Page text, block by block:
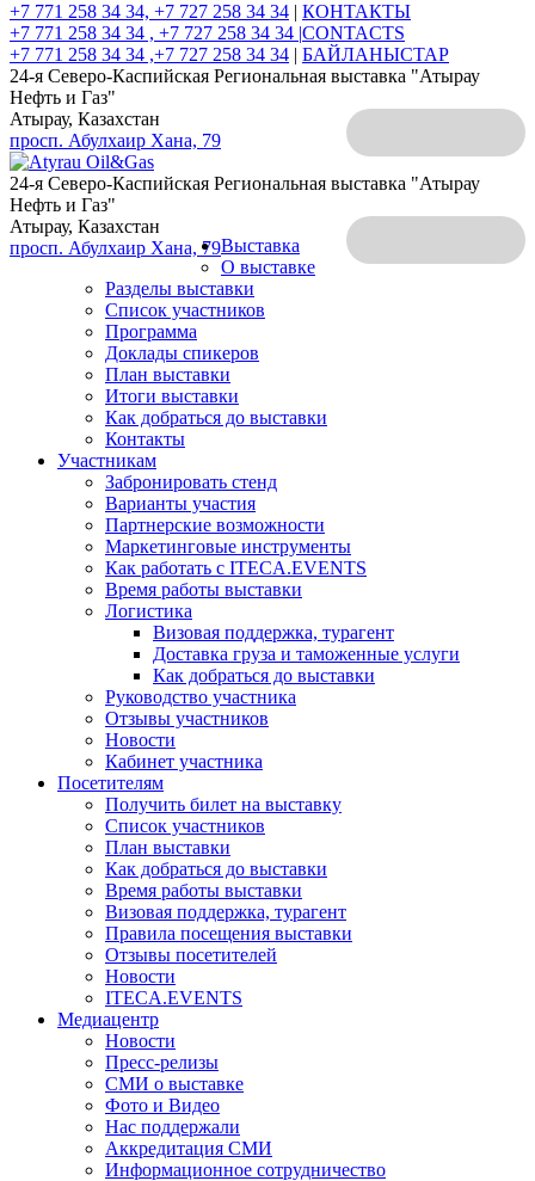
+7 771 258 34 34, +7 727 258 34 34 | КОНТАКТЫ
+7 771 258 34 34 , +7 727 258 34 34 |CONTACTS
+7 771 258 34 34 ,+7 727 258 34 34 | БАЙЛАНЫСТАР
24-я Северо-Каспийская Региональная выставка "Атырау
Нефть и Газ"
Атырау, Казахстан
просп. Абулхаир Хана, 79
24-я Северо-Каспийская Региональная выставка "Атырау
Нефть и Газ"
Атырау, Казахстан
просп. Абулхаир Хана, 79Выставка
О выставке
Разделы выставки
Список участников
Программа
Доклады спикеров
План выставки
Итоги выставки
Как добраться до выставки
Контакты
Участникам
Забронировать стенд
Варианты участия
Партнерские возможности
Маркетинговые инструменты
Как работать с ITECA.EVENTS
Время работы выставки
Логистика
Визовая поддержка, турагент
Доставка груза и таможенные услуги
Как добраться до выставки
Руководство участника
Отзывы участников
Новости
Кабинет участника
Посетителям
Получить билет на выставку
Список участников
План выставки
Как добраться до выставки
Время работы выставки
Визовая поддержка, турагент
Правила посещения выставки
Отзывы посетителей
Новости
ITECA.EVENTS
Медиацентр
Новости
Пресс-релизы
СМИ о выставке
Фото и Видео
Нас поддержали
Аккредитация СМИ
Информационное сотрудничество